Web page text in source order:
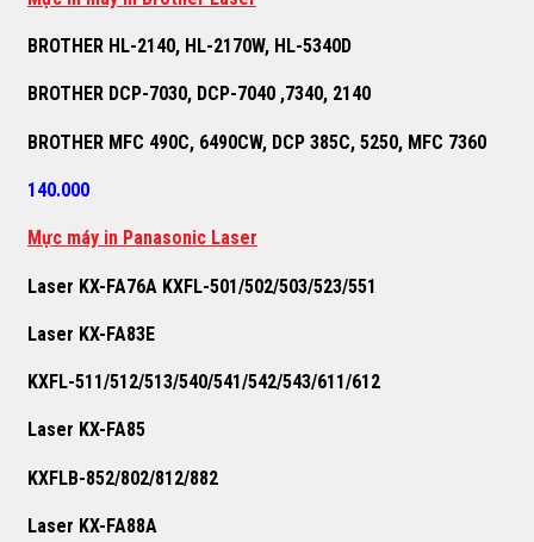
BROTHER HL-2140, HL-2170W, HL-5340D
BROTHER DCP-7030, DCP-7040 ,7340, 2140
BROTHER MFC 490C, 6490CW, DCP 385C, 5250, MFC 7360
140.000
Mực máy in Panasonic Laser
Laser KX-FA76A KXFL-501/502/503/523/551
Laser KX-FA83E
KXFL-511/512/513/540/541/542/543/611/612
Laser KX-FA85
KXFLB-852/802/812/882
Laser KX-FA88A